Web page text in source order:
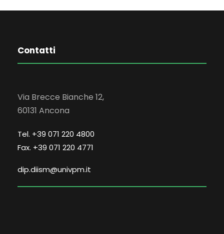
Contatti
Via Brecce Bianche 12,
60131 Ancona
Tel. +39 071 220 4800
Fax. +39 071 220 4771
dip.diism@univpm.it